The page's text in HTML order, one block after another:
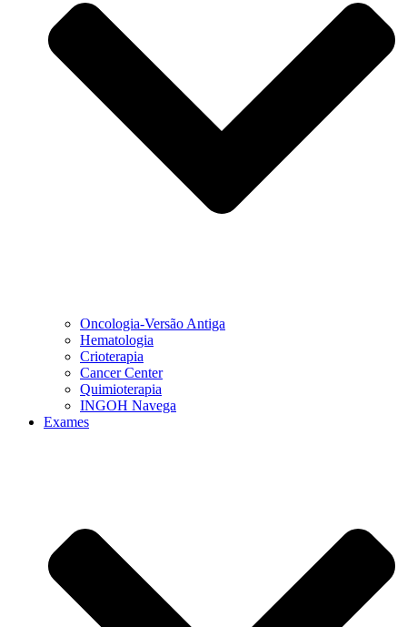
Oncologia-Versão Antiga
Hematologia
Crioterapia
Cancer Center
Quimioterapia
INGOH Navega
Exames